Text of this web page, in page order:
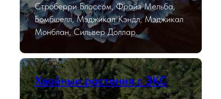
Строберри Блоссом, Фрайз Мельба,
Бомбшелл, Мэджикал Кэндл, Мэджикал
Монблан, Сильвер Доллар.
Хвойные растения с ЗКС